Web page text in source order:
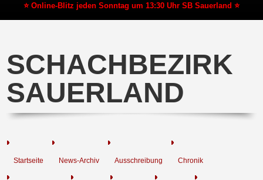
⭐ Online-Blitz jeden Sonntag um 13:30 Uhr SB Sauerland ⭐
SCHACHBEZIRK
SAUERLAND
Startseite News-Archiv Ausschreibung Chronik